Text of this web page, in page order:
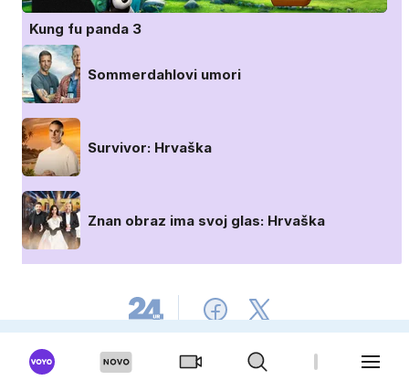
Kung fu panda 3
Sommerdahlovi umori
Survivor: Hrvaška
Znan obraz ima svoj glas: Hrvaška
OGLAŠEVANJE PRO PLUS